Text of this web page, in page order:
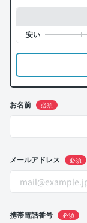
お名前 必須
メールアドレス 必須
携帯電話番号 必須